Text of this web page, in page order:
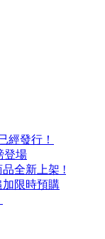
經發行！
登場
全新上架 !
限時預購